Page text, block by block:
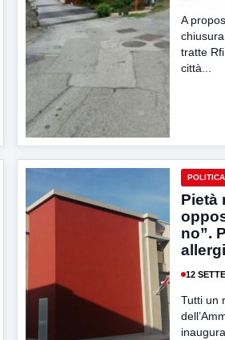
A
tratte
città...
POLITICA
Pietà
no”.
12
Tutti un